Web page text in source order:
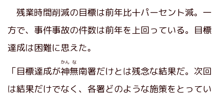
残業時間削減の目標は前年比十パーセント減。一
方で、事件事故の件数は前年を上回っている。目標
達成は困難に思えた。
「目標達成が神
かん
無
な
南署だけとは残念な結果だ。次回
は結果だけでなく、各署どのような施策をとってい